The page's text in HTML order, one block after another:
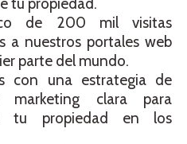
tu propiedad.
de 200 mil visitas
a nuestros portales web
parte del mundo.
con una estrategia de
clara para
tu propiedad en los